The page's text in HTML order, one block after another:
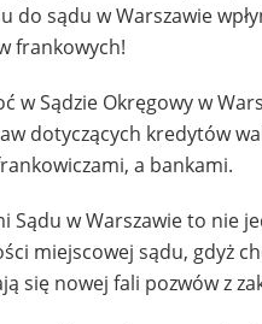
do sądu w Warszawie
frankowych!
w Sądzie Okręgowy w
dotyczących kredytów
a bankami.
Sądu w Warszawie to nie
miejscowej sądu, gdyż
się nowej fali pozwów z